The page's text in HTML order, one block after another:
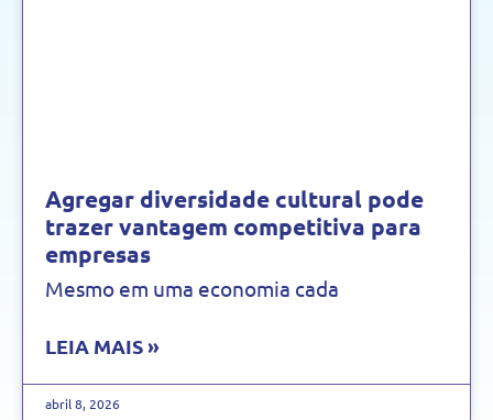
Agregar diversidade cultural pode
trazer vantagem competitiva para
empresas
Mesmo em uma economia cada
LEIA MAIS »
abril 8, 2026